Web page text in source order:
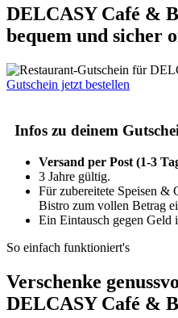
DELCASY Café &
bequem und sicher
Gutschein jetzt bestellen
Infos zu deinem
Versand per Post (1-3
3 Jahre gültig.
Für zubereitete Speisen
Bistro zum vollen Betrag
Ein Eintausch gegen Geld
So einfach funktioniert's
Verschenke
DELCASY Café &